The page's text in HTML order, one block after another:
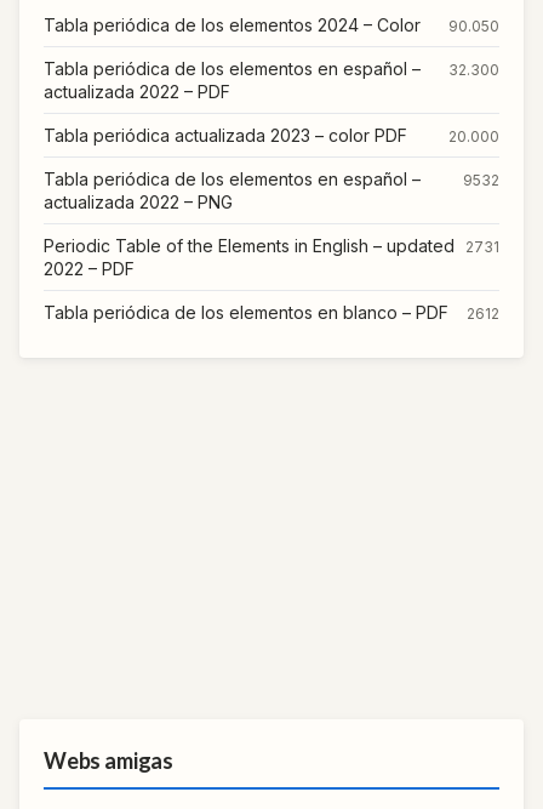
Tabla periódica de los elementos 2024 – Color 90.050
Tabla periódica de los elementos en español –
actualizada 2022 – PDF
32.300
Tabla periódica actualizada 2023 – color PDF 20.000
Tabla periódica de los elementos en español –
actualizada 2022 – PNG
9532
Periodic Table of the Elements in English – updated
2022 – PDF
2731
Tabla periódica de los elementos en blanco – PDF 2612
Webs amigas